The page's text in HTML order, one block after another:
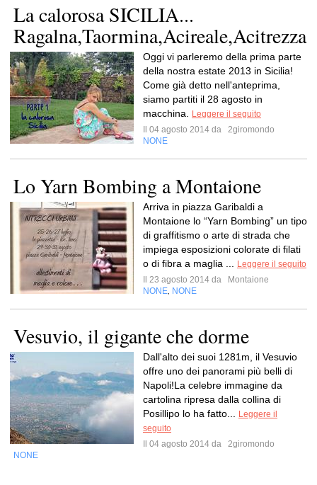
La calorosa SICILIA...
Ragalna,Taormina,Acireale,Acitrezza
Oggi vi parleremo della prima parte
della nostra estate 2013 in Sicilia!
Come già detto nell'anteprima,
siamo partiti il 28 agosto in
macchina.
Leggere il seguito
Il 04 agosto 2014 da
2giromondo
NONE
Lo Yarn Bombing a Montaione
Arriva in piazza Garibaldi a
Montaione lo “Yarn Bombing” un tipo
di graffitismo o arte di strada che
impiega esposizioni colorate di filati
o di fibra a maglia ...
Leggere il seguito
Il 23 agosto 2014 da
Montaione
NONE NONE
Vesuvio, il gigante che dorme
Dall'alto dei suoi 1281m, il Vesuvio
offre uno dei panorami più belli di
Napoli!La celebre immagine da
cartolina ripresa dalla collina di
Posillipo lo ha fatto...
Leggere il
seguito
Il 04 agosto 2014 da
2giromondo
NONE